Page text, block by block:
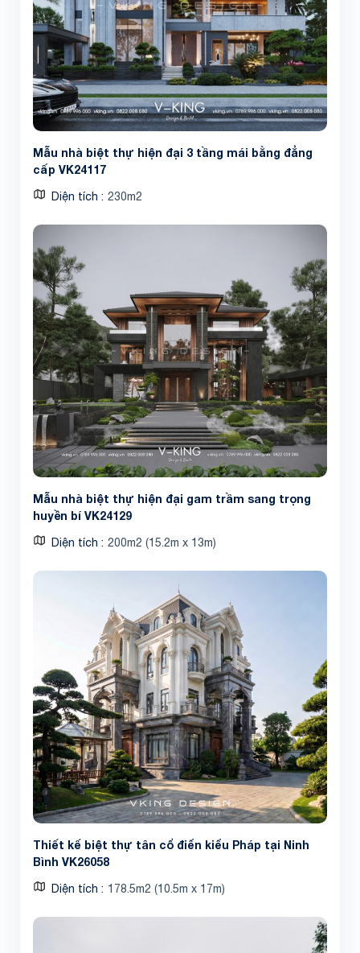
Share
Mẫu nhà biệt thự hiện đại 3 tầng mái bằng đẳng
cấp VK24117
Diện tích 230m2
Mẫu nhà biệt thự hiện đại gam trầm sang trọng
huyền bí VK24129
Diện tích 200m2 (15.2m x 13m)
Thiết kế biệt thự tân cổ điển kiểu Pháp tại Ninh
Bình VK26058
Diện tích 178.5m2 (10.5m x 17m)